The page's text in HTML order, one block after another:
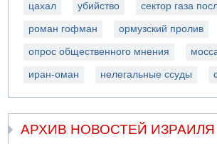
цахал убийство сектор газа
роман гофман ормузский пролив
опрос общественного мнения
иран-оман нелегальные ссуды
АРХИВ НОВОСТЕЙ ИЗРАИЛЯ